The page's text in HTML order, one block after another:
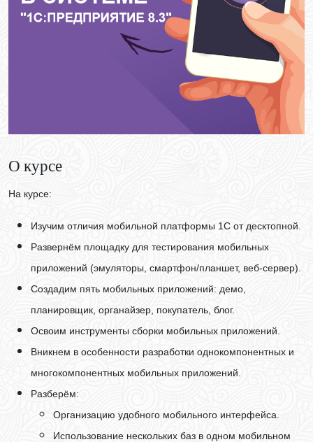
О курсе
На курсе:
Изучим отличия мобильной платформы 1С от десктопной.
Развернём площадку для тестирования мобильных
приложений (эмуляторы, смартфон/планшет, веб-сервер).
Создадим пять мобильных приложений: демо,
планировщик, органайзер, покупатель, блог.
Освоим инструменты сборки мобильных приложений.
Вникнем в особенности разработки однокомпонентных и
многокомпонентных мобильных приложений.
Разберём:
Организацию удобного мобильного интерфейса.
Использование нескольких баз в одном мобильном